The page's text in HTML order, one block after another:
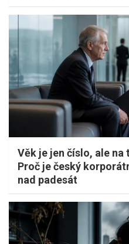
Věk je jen číslo, ale
Proč je český
nad padesát